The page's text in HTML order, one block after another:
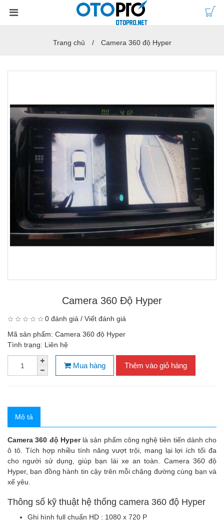
Trang chủ Camera 360 độ Hyper
Camera 360 Độ Hyper
0 đánh giá / Viết đánh giá
Mã sản phẩm: Camera 360 độ Hyper
Tình trạng: Liên hệ
Mua hàng Thêm vào giỏ hàng
Mô tả
Camera 360 độ Hyperlà sản phẩm công nghệ tiên tiến dành cho
ô tô. Tích hợp nhiều tính năng vượt trội, mang lại lợi ích tối đa
cho người sử dụng, giúp bạn lái xe an toàn. Camera 360 độ
Hyper, bạn đồng hành tin cậy trên mỗi chặng đường cùng bạn và
xế yêu.
Thông số kỹ thuật hệ thống camera 360 độ Hyper
Ghi hình full chuẩn HD : 1080 x 720 P